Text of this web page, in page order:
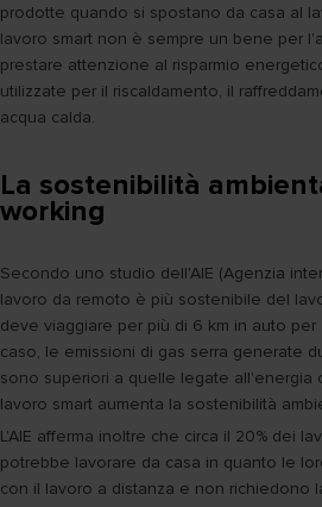
prodotte quando si spostano da casa al
lavoro smart non è sempre un bene per
prestare attenzione al risparmio
utilizzate per il riscaldamento, il
acqua calda.
La sostenibilità
working
Secondo uno studio dell'AIE (Agenzia
lavoro da remoto è più sostenibile del
deve viaggiare per più di 6 km in auto
caso, le emissioni di gas serra generate
sono superiori a quelle legate all'energia
lavoro smart aumenta la sostenibilità
L'AIE afferma inoltre che circa il 20% dei
potrebbe lavorare da casa in quanto le
con il lavoro a distanza e non richiedono